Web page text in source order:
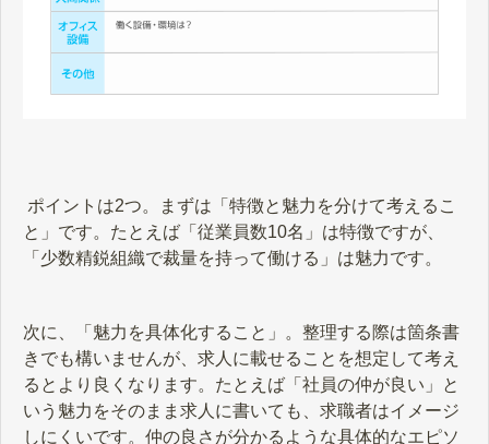
ポイントは2つ。まずは「特徴と魅力を分けて考えるこ
と」です。たとえば「従業員数10名」は特徴ですが、
「少数精鋭組織で裁量を持って働ける」は魅力です。
次に、「魅力を具体化すること」。整理する際は箇条書
きでも構いませんが、求人に載せることを想定して考え
るとより良くなります。たとえば「社員の仲が良い」と
いう魅力をそのまま求人に書いても、求職者はイメージ
しにくいです。仲の良さが分かるような具体的なエピソ